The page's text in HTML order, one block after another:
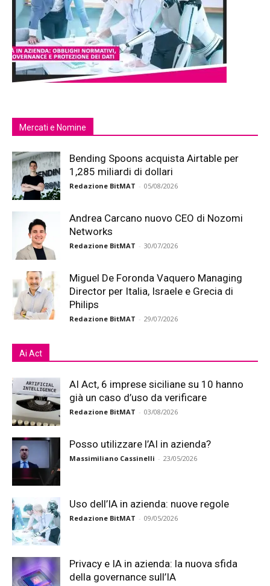
Mercati e Nomine
Bending Spoons acquista Airtable per
1,285 miliardi di dollari
Redazione BitMAT - 05/08/2026
Andrea Carcano nuovo CEO di Nozomi
Networks
Redazione BitMAT - 30/07/2026
Miguel De Foronda Vaquero Managing
Director per Italia, Israele e Grecia di
Philips
Redazione BitMAT - 29/07/2026
Ai Act
AI Act, 6 imprese siciliane su 10 hanno
già un caso d’uso da verificare
Redazione BitMAT - 03/08/2026
Posso utilizzare l’AI in azienda?
Massimiliano Cassinelli - 23/05/2026
Uso dell’IA in azienda: nuove regole
Redazione BitMAT - 09/05/2026
Privacy e IA in azienda: la nuova sfida
della governance sull’IA